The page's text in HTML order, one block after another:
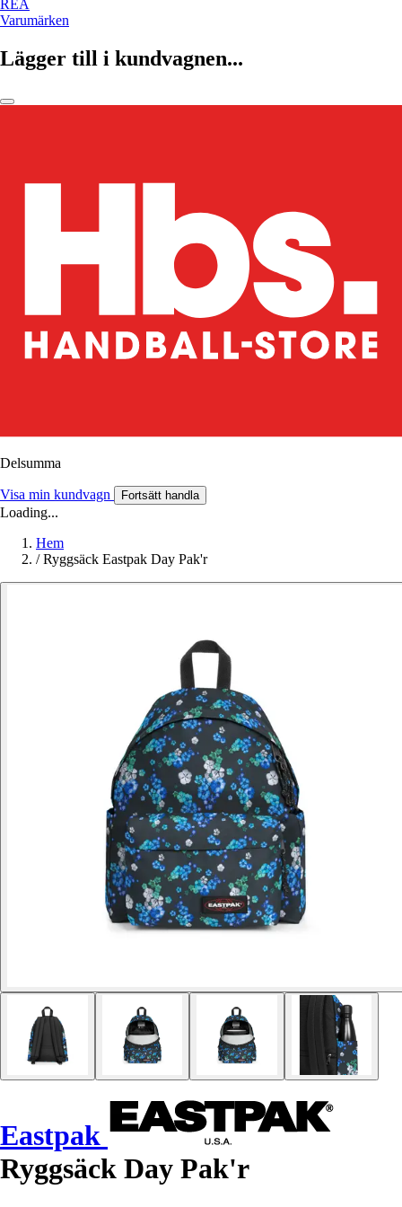
REA
Varumärken
Lägger till i kundvagnen...
Delsumma
Visa min kundvagn Fortsätt handla
Loading...
Hem
/ Ryggsäck Eastpak Day Pak'r
Eastpak
Ryggsäck Day Pak'r